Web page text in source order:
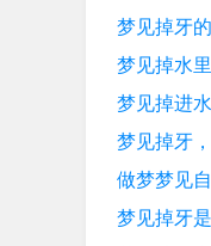
梦见掉牙
梦见掉水
梦见掉进
梦见掉牙
做梦梦见
梦见掉牙